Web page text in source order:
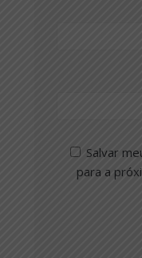
Salvar
para a